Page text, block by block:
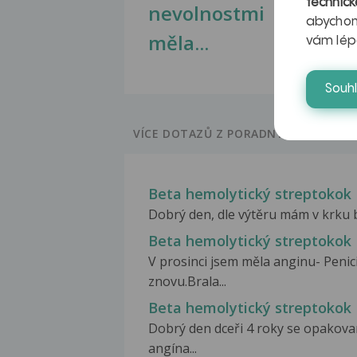
nevolnostmi
měla...
VÍCE DOTAZŮ Z PORADNY
Beta hemolytický streptokok
Dobrý den, dle výtěru mám v
Beta hemolytický streptokok
V prosinci jsem měla anginu-
znovu.Brala...
Beta hemolytický streptokok
Dobrý den dceři 4 roky se
angína...
vám